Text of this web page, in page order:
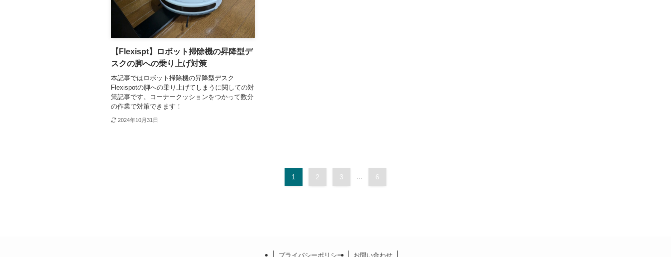
【Flexispt】ロボット掃除機の昇降型デ
スクの脚への乗り上げ対策
本記事ではロボット掃除機の昇降型デスク
Flexispotの脚への乗り上げてしまうに関しての対
策記事です。コーナークッションをつかって数分
の作業で対策できます！
2024年10月31日
1 2 3 6
プライバシーポリシー お問い合わせ